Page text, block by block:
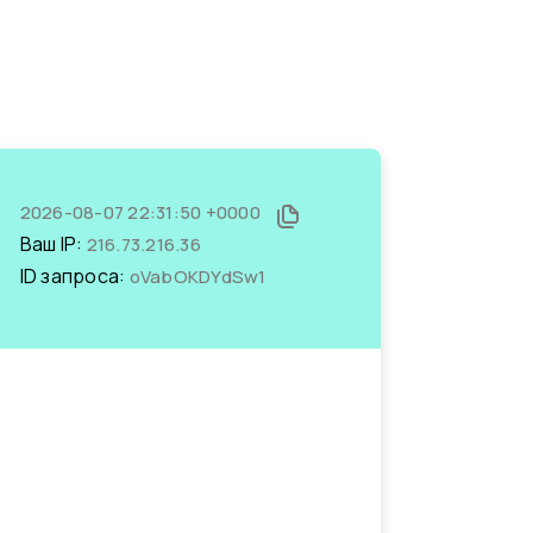
2026-08-07 22:31:50 +0000
Ваш IP: 216.73.216.36
ID запроса: oVabOKDYdSw1